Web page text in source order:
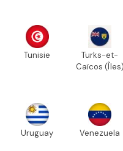
Tunisie
Turks-et-
Caïcos (Îles)
Uruguay Venezuela